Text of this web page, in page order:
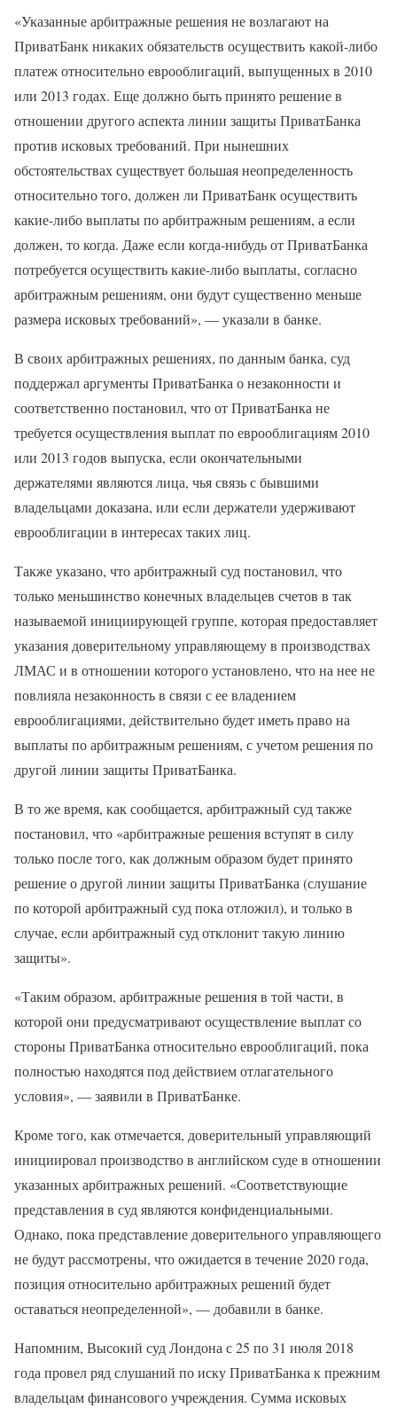
«Указанные арбитражные решения не возлагают на
ПриватБанк никаких обязательств осуществить какой-либо
платеж относительно еврооблигаций, выпущенных в 2010
или 2013 годах. Еще должно быть принято решение в
отношении другого аспекта линии защиты ПриватБанка
против исковых требований. При нынешних
обстоятельствах существует большая неопределенность
относительно того, должен ли ПриватБанк осуществить
какие-либо выплаты по арбитражным решениям, а если
должен, то когда. Даже если когда-нибудь от ПриватБанка
потребуется осуществить какие-либо выплаты, согласно
арбитражным решениям, они будут существенно меньше
размера исковых требований», — указали в банке.
В своих арбитражных решениях, по данным банка, суд
поддержал аргументы ПриватБанка о незаконности и
соответственно постановил, что от ПриватБанка не
требуется осуществления выплат по еврооблигациям 2010
или 2013 годов выпуска, если окончательными
держателями являются лица, чья связь с бывшими
владельцами доказана, или если держатели удерживают
еврооблигации в интересах таких лиц.
Также указано, что арбитражный суд постановил, что
только меньшинство конечных владельцев счетов в так
называемой инициирующей группе, которая предоставляет
указания доверительному управляющему в производствах
ЛМАС и в отношении которого установлено, что на нее не
повлияла незаконность в связи с ее владением
еврооблигациями, действительно будет иметь право на
выплаты по арбитражным решениям, с учетом решения по
другой линии защиты ПриватБанка.
В то же время, как сообщается, арбитражный суд также
постановил, что «арбитражные решения вступят в силу
только после того, как должным образом будет принято
решение о другой линии защиты ПриватБанка (слушание
по которой арбитражный суд пока отложил), и только в
случае, если арбитражный суд отклонит такую линию
защиты».
«Таким образом, арбитражные решения в той части, в
которой они предусматривают осуществление выплат со
стороны ПриватБанка относительно еврооблигаций, пока
полностью находятся под действием отлагательного
условия», — заявили в ПриватБанке.
Кроме того, как отмечается, доверительный управляющий
инициировал производство в английском суде в отношении
указанных арбитражных решений. «Соответствующие
представления в суд являются конфиденциальными.
Однако, пока представление доверительного управляющего
не будут рассмотрены, что ожидается в течение 2020 года,
позиция относительно арбитражных решений будет
оставаться неопределенной», — добавили в банке.
Напомним, Высокий суд Лондона с 25 по 31 июля 2018
года провел ряд слушаний по иску ПриватБанка к прежним
владельцам финансового учреждения. Сумма исковых